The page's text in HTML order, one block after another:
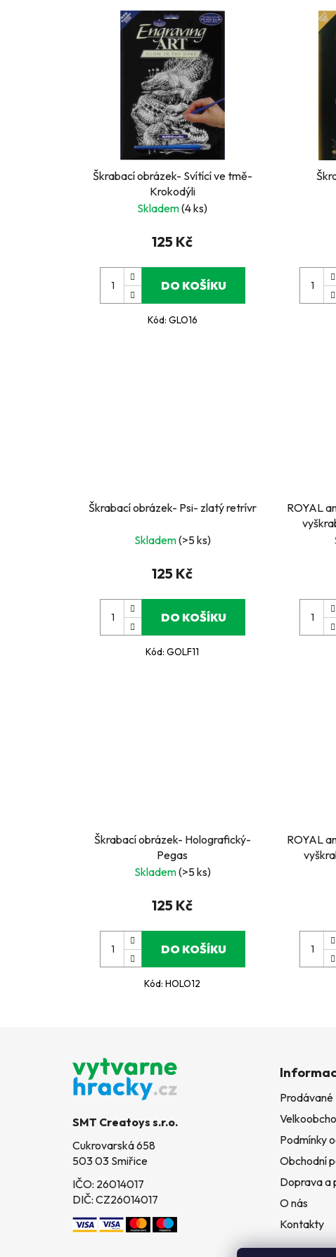
Škrabací obrázek- Svítící ve tmě-
Krokodýli
Skladem(4 ks)
125 Kč
DO KOŠÍKU
Kód: GLO16
Škrabací obrázek- Psi- zlatý retrívr
Skladem(>5 ks)
125 Kč
DO KOŠÍKU
Kód:GOLF11
ROYAL
Škrabací obrázek- Holografický-
Pegas
Skladem(>5 ks)
125 Kč
DO KOŠÍKU
Kód:HOLO12
ROYAL
SMT Creatoys s.r.o.
Cukrovarská 658
503 03 Smiřice
IČO: 26014017
DIČ: CZ26014017
Prodávané
Podmínky
Obchodní
Doprava a
O nás
Kontakty